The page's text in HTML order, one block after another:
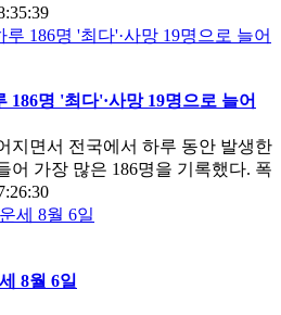
명 '최다'·사망 19명으로 늘어
지면서 전국에서 하루 동안 발생한
어 가장 많은 186명을 기록했다. 폭
8월 6일